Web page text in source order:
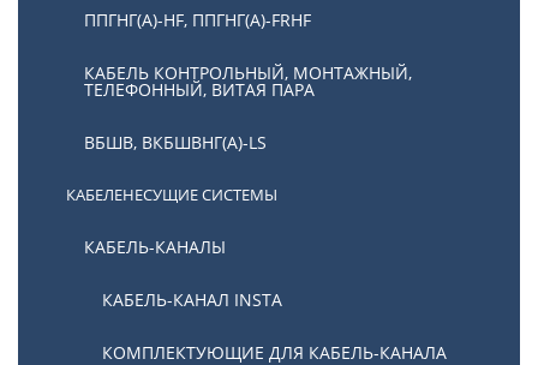
ППГНГ(А)-HF, ППГНГ(А)-FRHF
КАБЕЛЬ КОНТРОЛЬНЫЙ, МОНТАЖНЫЙ,
ТЕЛЕФОННЫЙ, ВИТАЯ ПАРА
ВБШВ, ВКБШВНГ(А)-LS
КАБЕЛЕНЕСУЩИЕ СИСТЕМЫ
КАБЕЛЬ-КАНАЛЫ
КАБЕЛЬ-КАНАЛ INSTA
КОМПЛЕКТУЮЩИЕ ДЛЯ КАБЕЛЬ-КАНАЛА